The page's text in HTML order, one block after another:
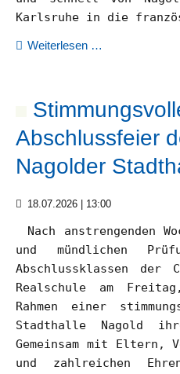
Schulleitung
Kollegium
SMV
Verwaltung
Gremien
Förderverein:
NETZ
Karlsruhe in die
Weiterlesen …
Paris
Abschlussfeier
Nagolder
18.07.2026 | 13:00
Nach anstrengenden
und mündlichen
Abschlussklassen der
Realschule am
Rahmen einer
Stadthalle Nagold
Gemeinsam mit Eltern,
und zahlreichen